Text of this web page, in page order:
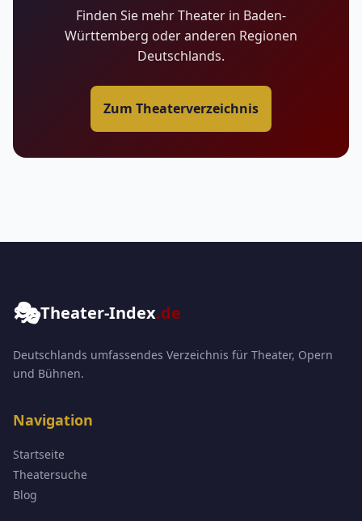
Finden Sie mehr Theater in Baden-
Württemberg oder anderen Regionen
Deutschlands.
Zum Theaterverzeichnis
🎭Theater-Index.de
Deutschlands umfassendes Verzeichnis für Theater, Opern
und Bühnen.
Navigation
Startseite
Theatersuche
Blog